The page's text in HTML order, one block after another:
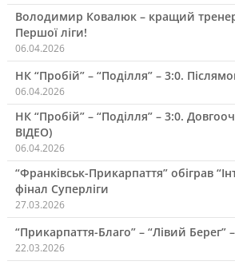
Володимир Ковалюк – кращий тренер
Першої ліги!
06.04.2026
НК “Пробій” – “Поділля” – 3:0.
06.04.2026
НК “Пробій” – “Поділля” – 3:0.
ВІДЕО)
06.04.2026
“Франківськ-Прикарпаття” обіграв
фінал Суперліги
27.03.2026
“Прикарпаття-Благо” – “Лівий Берег”
22.03.2026